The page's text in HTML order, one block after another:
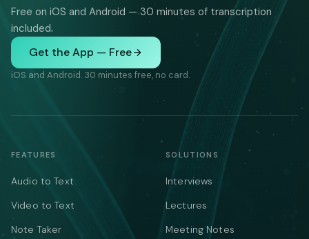
Free on iOS and Android — 30 minutes of transcription
included.
Get the App — Free
iOS and Android. 30 minutes free, no card.
FEATURES
Audio to Text
Video to Text
Note Taker
SOLUTIONS
Interviews
Lectures
Meeting Notes